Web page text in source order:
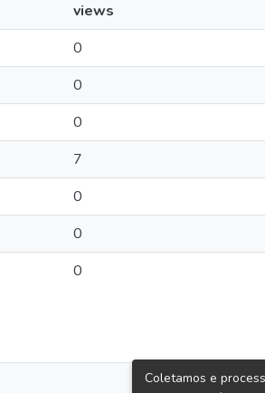
views
0
0
0
7
0
0
0
Coletamos e